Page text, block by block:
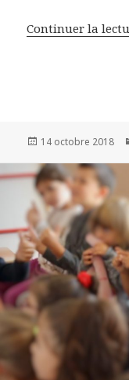
Continuer la
Publié
14 octobre 2018